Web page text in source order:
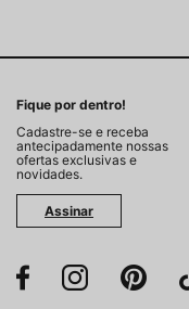
Fique por dentro!
Cadastre-se e receba
antecipadamente nossas
ofertas exclusivas e
novidades.
Assinar